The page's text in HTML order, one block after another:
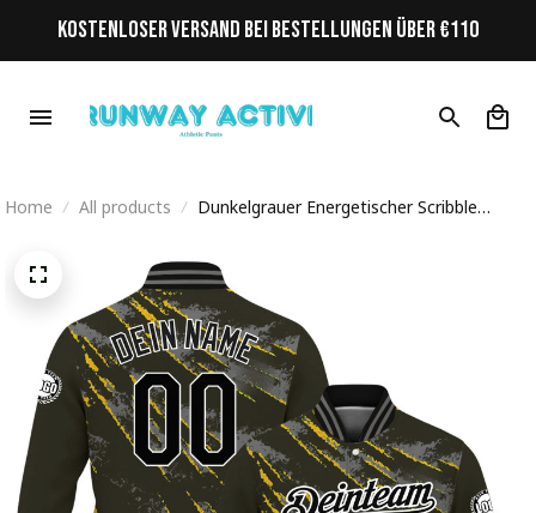
KOSTENLOSER VERSAND BEI BESTELLUNGEN ÜBER €110
Home All products
Dunkelgrauer Energetischer Scribble
Varsity College Jacke